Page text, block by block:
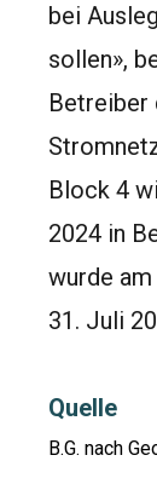
bei
sollen»,
Betreiber
Block 4
2024 in
wurde
31. Juli
Quelle
B.G. nach